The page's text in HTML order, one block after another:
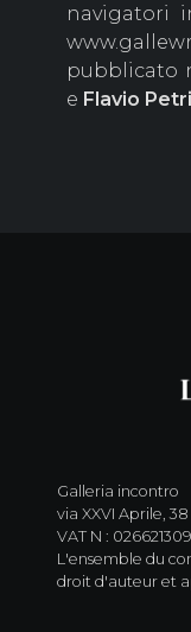
navigatori
pubblicato
e Flavio
Galleria incontro
via XXVI Aprile,
VAT N :
L'ensemble du
droit d'auteur et